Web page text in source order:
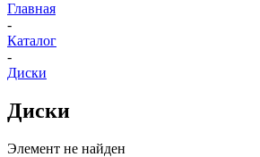
Главная
-
Каталог
-
Диски
Диски
Элемент не найден